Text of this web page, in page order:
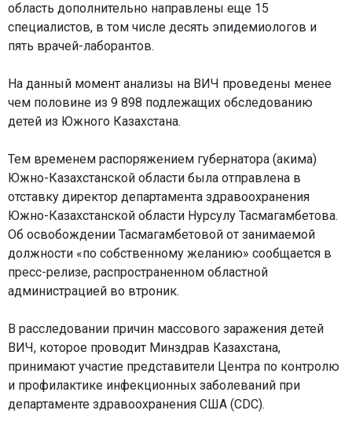
область дополнительно направлены еще 15
специалистов, в том числе десять эпидемиологов и
пять врачей-лаборантов.
На данный момент анализы на ВИЧ проведены менее
чем половине из 9 898 подлежащих обследованию
детей из Южного Казахстана.
Тем временем распоряжением губернатора (акима)
Южно-Казахстанской области была отправлена в
отставку директор департамента здравоохранения
Южно-Казахстанской области Нурсулу Тасмагамбетова.
Об освобождении Тасмагамбетовой от занимаемой
должности «по собственному желанию» сообщается в
пресс-релизе, распространенном областной
администрацией во втроник.
В расследовании причин массового заражения детей
ВИЧ, которое проводит Минздрав Казахстана,
принимают участие представители Центра по контролю
и профилактике инфекционных заболеваний при
департаменте здравоохранения США (CDC).